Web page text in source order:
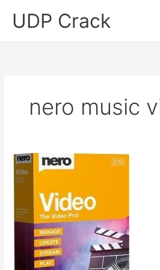
UDP Crack
nero music